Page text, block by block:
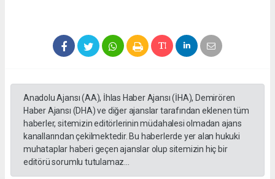
Anadolu Ajansı (AA), İhlas Haber Ajansı (İHA), Demirören
Haber Ajansı (DHA) ve diğer ajanslar tarafından eklenen tüm
haberler, sitemizin editörlerinin müdahalesi olmadan ajans
kanallarından çekilmektedir. Bu haberlerde yer alan hukuki
muhataplar haberi geçen ajanslar olup sitemizin hiç bir
editörü sorumlu tutulamaz...